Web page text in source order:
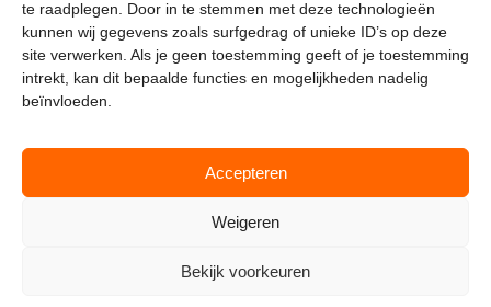
te raadplegen. Door in te stemmen met deze technologieën
kunnen wij gegevens zoals surfgedrag of unieke ID’s op deze
site verwerken. Als je geen toestemming geeft of je toestemming
intrekt, kan dit bepaalde functies en mogelijkheden nadelig
beïnvloeden.
Accepteren
Weigeren
Bekijk voorkeuren
t.0228 53 00 40
e.info@hetindustriehuis.com
KVK 51483904
BTW NL850044522B01